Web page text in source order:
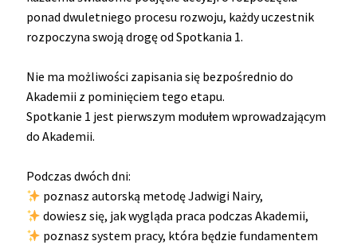
ponad dwuletniego procesu rozwoju, każdy uczestnik
rozpoczyna swoją drogę od Spotkania 1.
Nie ma możliwości zapisania się bezpośrednio do
Akademii z pominięciem tego etapu.
Spotkanie 1 jest pierwszym modułem wprowadzającym
do Akademii.
Podczas dwóch dni:
poznasz autorską metodę Jadwigi Nairy,
dowiesz się, jak wygląda praca podczas Akademii,
poznasz system pracy, która będzie fundamentem